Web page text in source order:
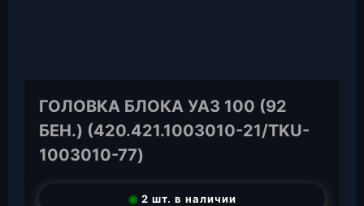
ГОЛОВКА БЛОКА УАЗ 100 (92
БЕН.) (420.421.1003010-21/TKU-
1003010-77)
◉ 2 шт. в наличии